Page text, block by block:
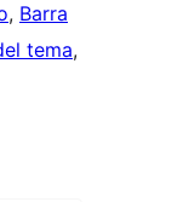
, Barra
tema